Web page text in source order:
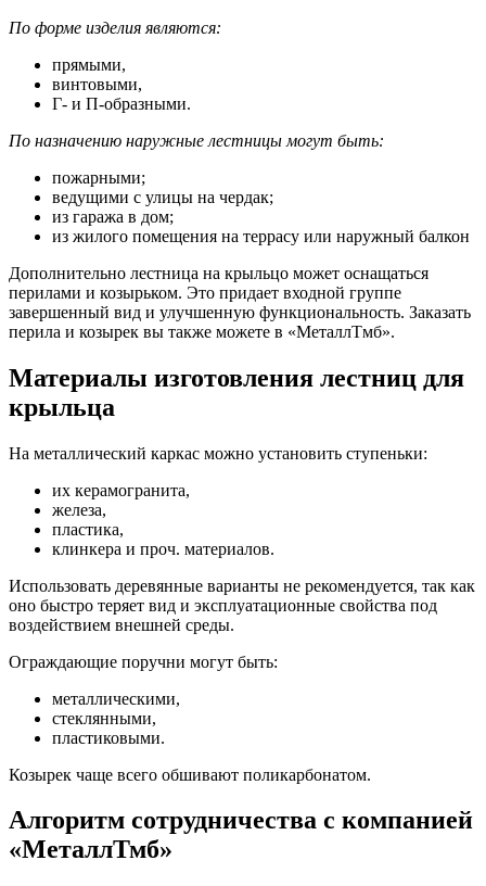
По форме изделия являются:
прямыми,
винтовыми,
Г- и П-образными.
По назначению наружные лестницы могут быть:
пожарными;
ведущими с улицы на чердак;
из гаража в дом;
из жилого помещения на террасу или наружный балкон
Дополнительно лестница на крыльцо может оснащаться
перилами и козырьком. Это придает входной группе
завершенный вид и улучшенную функциональность. Заказать
перила и козырек вы также можете в «МеталлТмб».
Материалы изготовления лестниц для
крыльца
На металлический каркас можно установить ступеньки:
их керамогранита,
железа,
пластика,
клинкера и проч. материалов.
Использовать деревянные варианты не рекомендуется, так как
оно быстро теряет вид и эксплуатационные свойства под
воздействием внешней среды.
Ограждающие поручни могут быть:
металлическими,
стеклянными,
пластиковыми.
Козырек чаще всего обшивают поликарбонатом.
Алгоритм сотрудничества с компанией
«МеталлТмб»